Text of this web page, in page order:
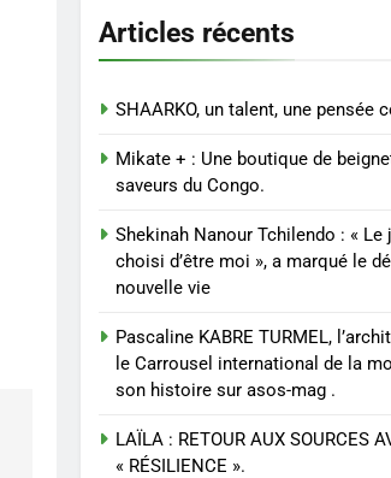
Articles récents
SHAARKO, un talent, une pensée
Mikate + : Une boutique de
saveurs du Congo.
Shekinah Nanour Tchilendo : « Le
choisi d’être moi », a marqué le
nouvelle vie
Pascaline KABRE TURMEL,
le Carrousel international de la
son histoire sur asos-mag .
LAÏLA : RETOUR AUX SOURCES
« RÉSILIENCE ».